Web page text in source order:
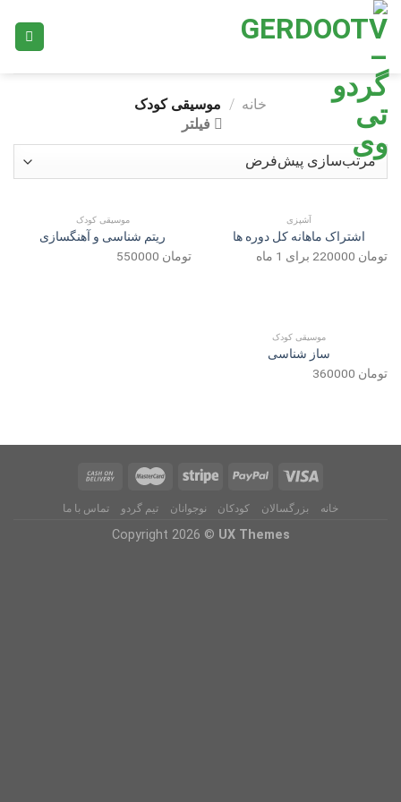
Skip
content
خانه / موسیقی کودک
فیلتر
آشپزی
اشتراک ماهانه کل دوره ها
تومان
برای 1 ماه
موسیقی کودک
ریتم شناسی و آهنگسازی
تومان
موسیقی کودک
ساز شناسی
تومان
خانه بزرگسالان کودکان نوجوانان تیم گردو تماس با ما
Copyright 2026 © UX Themes